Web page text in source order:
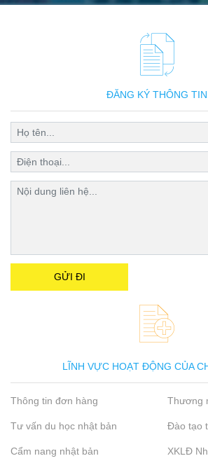
ĐĂNG KÝ THÔNG TIN
LĨNH VỰC HOẠT ĐỘNG CỦA
Thông tin đơn hàng Thương
Tư vấn du học nhật bản Đào tạo
Cẩm nang nhật bản XKLĐ